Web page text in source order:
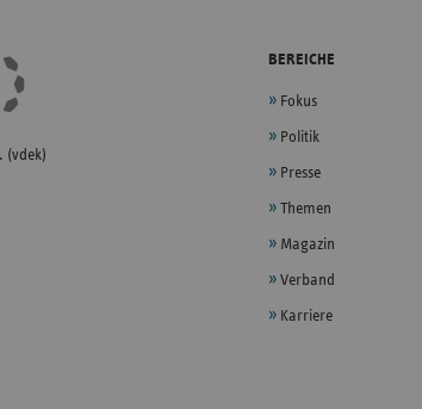
(vdek)
BEREICHE
Fokus
Politik
Presse
Themen
Magazin
Verband
Karriere